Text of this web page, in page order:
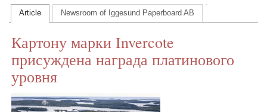
HOME
CONTACT US
INS MAIN WEBSITE
ABOUT US
Article Newsroom of Iggesund Paperboard AB
Картону марки Invercote
присуждена награда платинового
уровня